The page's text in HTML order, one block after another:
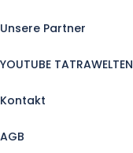
Unsere Partner
YOUTUBE TATRAWELTEN
Kontakt
AGB